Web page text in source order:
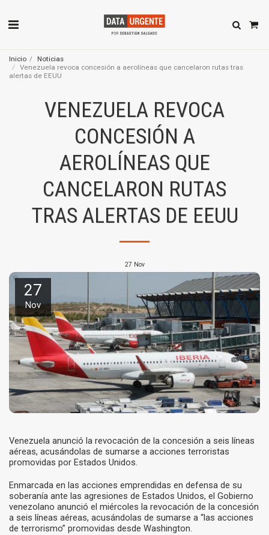
Inicio
Noticias
Venezuela revoca concesión a aerolíneas que cancelaron rutas tras
alertas de EEUU
VENEZUELA REVOCA
CONCESIÓN A
AEROLÍNEAS QUE
CANCELARON RUTAS
TRAS ALERTAS DE EEUU
27 Nov
27
Nov
Venezuela anunció la revocación de la concesión a seis líneas
aéreas, acusándolas de sumarse a acciones terroristas
promovidas por Estados Unidos.
Enmarcada en las acciones emprendidas en defensa de su
soberanía ante las agresiones de Estados Unidos, el Gobierno
venezolano anunció el miércoles la revocación de la concesión
a seis líneas aéreas, acusándolas de sumarse a “las acciones
de terrorismo” promovidas desde Washington.